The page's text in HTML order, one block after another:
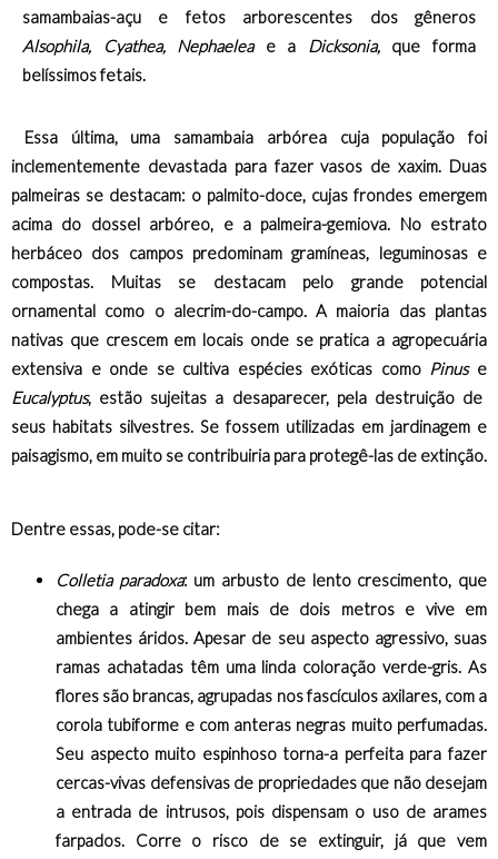
samambaias-açu e fetos arborescentes dos gêneros
Alsophila, Cyathea, Nephaelea e a Dicksonia, que forma
belíssimos fetais.
Essa última, uma samambaia arbórea cuja população foi
inclementemente devastada para fazer vasos de xaxim. Duas
palmeiras se destacam: o palmito-doce, cujas frondes emergem
acima do dossel arbóreo, e a palmeira-gemiova. No estrato
herbáceo dos campos predominam gramíneas, leguminosas e
compostas. Muitas se destacam pelo grande potencial
ornamental como o alecrim-do-campo. A maioria das plantas
nativas que crescem em locais onde se pratica a agropecuária
extensiva e onde se cultiva espécies exóticas como Pinuse
Eucalyptus, estão sujeitas a desaparecer, pela destruição de
seus habitats silvestres. Se fossem utilizadas em jardinagem e
paisagismo, em muito se contribuiria para protegê-las de extinção.
Dentre essas, pode-se citar:
Colletia paradoxa: um arbusto de lento crescimento, que
chega a atingir bem mais de dois metros e vive em
ambientes áridos. Apesar de seu aspecto agressivo, suas
ramas achatadas têm uma linda coloração verde-gris. As
flores são brancas, agrupadas nos fascículos axilares, com a
corola tubiforme e com anteras negras muito perfumadas.
Seu aspecto muito espinhoso torna-a perfeita para fazer
cercas-vivas defensivas de propriedades que não desejam
a entrada de intrusos, pois dispensam o uso de arames
farpados. Corre o risco de se extinguir, já que vem